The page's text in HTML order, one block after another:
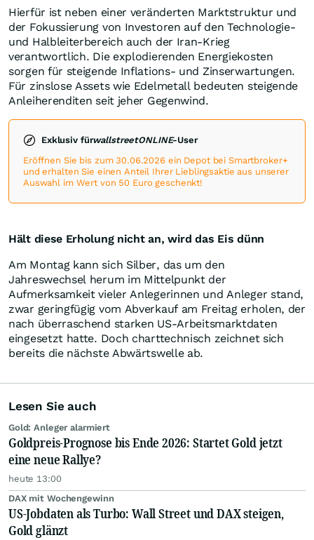
Hierfür ist neben einer veränderten Marktstruktur und
der Fokussierung von Investoren auf den Technologie-
und Halbleiterbereich auch der Iran-Krieg
verantwortlich. Die explodierenden Energiekosten
sorgen für steigende Inflations- und Zinserwartungen.
Für zinslose Assets wie Edelmetall bedeuten steigende
Anleiherenditen seit jeher Gegenwind.
Exklusiv fürwallstreetONLINE-User
Eröffnen Sie bis zum 30.06.2026 ein Depot bei Smartbroker+
und erhalten Sie einen Anteil Ihrer Lieblingsaktie aus unserer
Auswahl im Wert von 50 Euro geschenkt!
Hält diese Erholung nicht an, wird das Eis dünn
Am Montag kann sich Silber, das um den
Jahreswechsel herum im Mittelpunkt der
Aufmerksamkeit vieler Anlegerinnen und Anleger stand,
zwar geringfügig vom Abverkauf am Freitag erholen, der
nach überraschend starken US-Arbeitsmarktdaten
eingesetzt hatte. Doch charttechnisch zeichnet sich
bereits die nächste Abwärtswelle ab.
Lesen Sie auch
Gold: Anleger alarmiert
Goldpreis-Prognose bis Ende 2026: Startet Gold jetzt
eine neue Rallye?
heute 13:00
DAX mit Wochengewinn
US-Jobdaten als Turbo: Wall Street und DAX steigen,
Gold glänzt